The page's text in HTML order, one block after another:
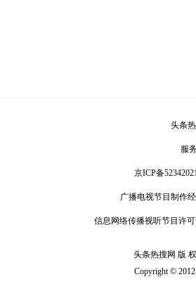
头条
服
京ICP备
广播电视节目制作
信息网络传播视听节目许
头条热搜网 版
Copyright ©